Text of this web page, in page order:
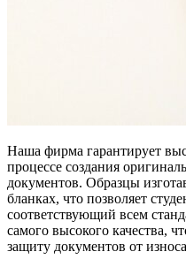
Наша фирма гарантирует
процессе создания
документов. Образцы
бланках, что позволяет
соответствующий всем
самого высокого качества,
защиту документов от